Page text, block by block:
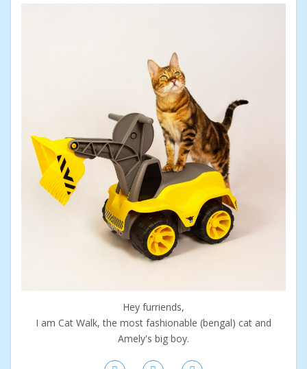
Hey furriends,
I am Cat Walk, the most fashionable (bengal) cat and
Amely's big boy.